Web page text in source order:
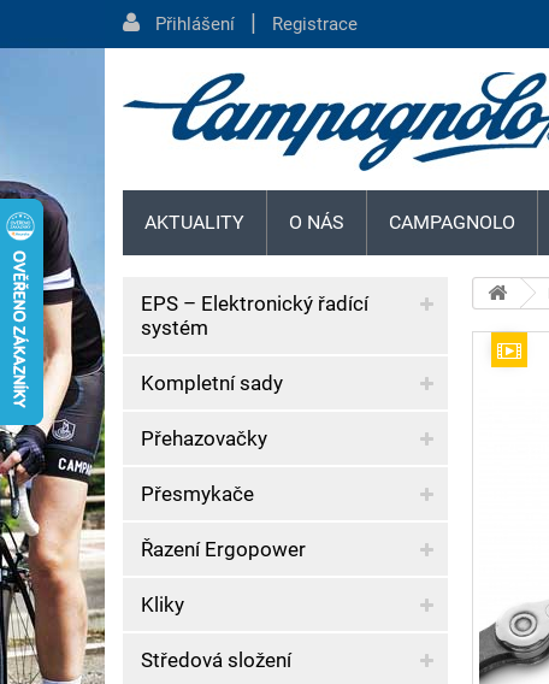
EPS – Elektronický řadící
systém
Kompletní sady
Přehazovačky
Přesmykače
Řazení Ergopower
Kliky
Středová složení
Přihlášení | Registrace
AKTUALITY O NÁS CAMPAGNOLO